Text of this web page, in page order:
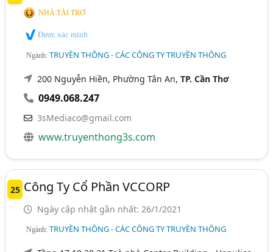
NHÀ TÀI TRỢ
Được xác minh
Ngành:TRUYỀN THÔNG - CÁC CÔNG TY TRUYỀN THÔNG
200 Nguyễn Hiền, Phường Tân An,TP. Cần Thơ
0949.068.247
3sMediaco@gmail.com
www.truyenthong3s.com
25 Công Ty Cổ Phần VCCORP
Ngày cập nhật gần nhất: 26/1/2021
Ngành:TRUYỀN THÔNG - CÁC CÔNG TY TRUYỀN THÔNG